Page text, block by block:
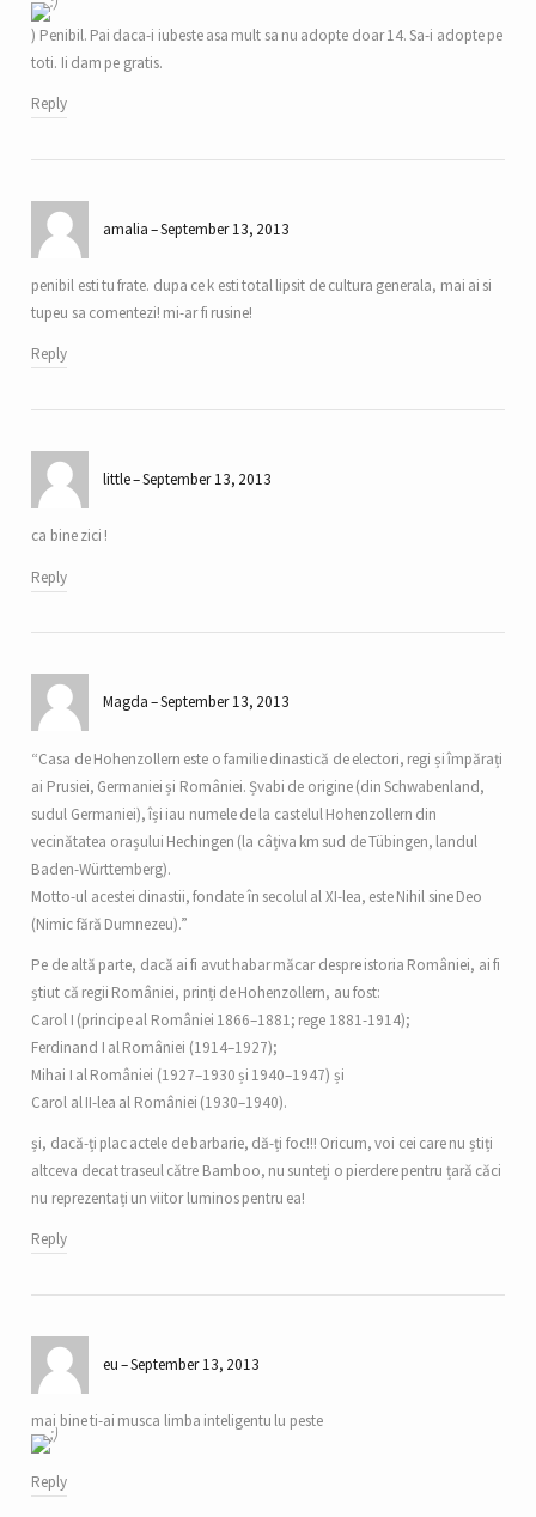
) Penibil. Pai daca-i iubeste asa mult sa nu adopte doar 14. Sa-i adopte pe
toti. Ii dam pe gratis.
Reply
amalia September 13, 2013
penibil esti tu frate. dupa ce k esti total lipsit de cultura generala, mai ai si
tupeu sa comentezi! mi-ar fi rusine!
Reply
little September 13, 2013
ca bine zici !
Reply
Magda September 13, 2013
“Casa de Hohenzollern este o familie dinastică de electori, regi și împărați
ai Prusiei, Germaniei și României. Șvabi de origine (din Schwabenland,
sudul Germaniei), își iau numele de la castelul Hohenzollern din
vecinătatea orașului Hechingen (la câțiva km sud de Tübingen, landul
Baden-Württemberg).
Motto-ul acestei dinastii, fondate în secolul al XI-lea, este Nihil sine Deo
(Nimic fără Dumnezeu).”
Pe de altă parte, dacă ai fi avut habar măcar despre istoria României, ai fi
știut că regii României, prinți de Hohenzollern, au fost:
Carol I (principe al României 1866–1881; rege 1881-1914);
Ferdinand I al României (1914–1927);
Mihai I al României (1927–1930 și 1940–1947) și
Carol al II-lea al României (1930–1940).
și, dacă-ți plac actele de barbarie, dă-ți foc!!! Oricum, voi cei care nu știți
altceva decat traseul către Bamboo, nu sunteți o pierdere pentru țară căci
nu reprezentați un viitor luminos pentru ea!
Reply
eu September 13, 2013
mai bine ti-ai musca limba inteligentu lu peste
Reply